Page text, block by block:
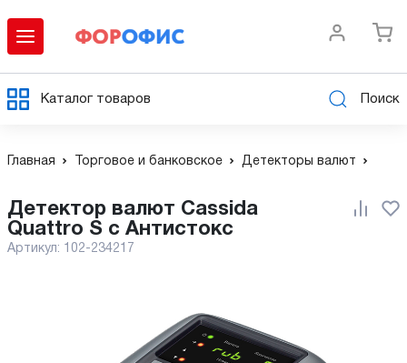
Каталог товаров Поиск
Главная Торговое и банковское Детекторы валют
Детектор валют Cassida
Quattro S с Антистокс
Артикул: 102-234217